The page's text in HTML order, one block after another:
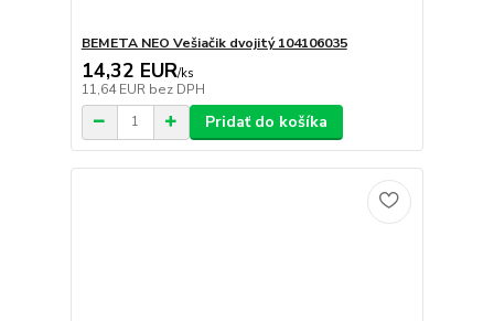
BEMETA NEO Vešiačik dvojitý 104106035
14,32 EUR/ks
11,64 EUR bez DPH
Pridať do košíka